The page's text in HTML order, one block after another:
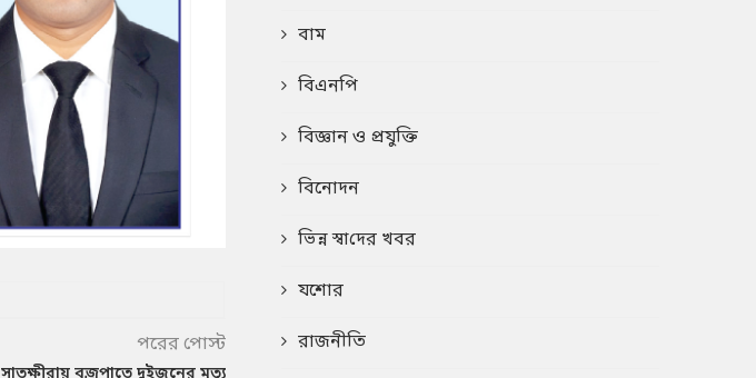
পরের পোস্ট
বাম
বিএনপি
বিজ্ঞান ও প্রযুক্তি
বিনোদন
ভিন্ন স্বা‌দের খবর
যশোর
রাজনীতি